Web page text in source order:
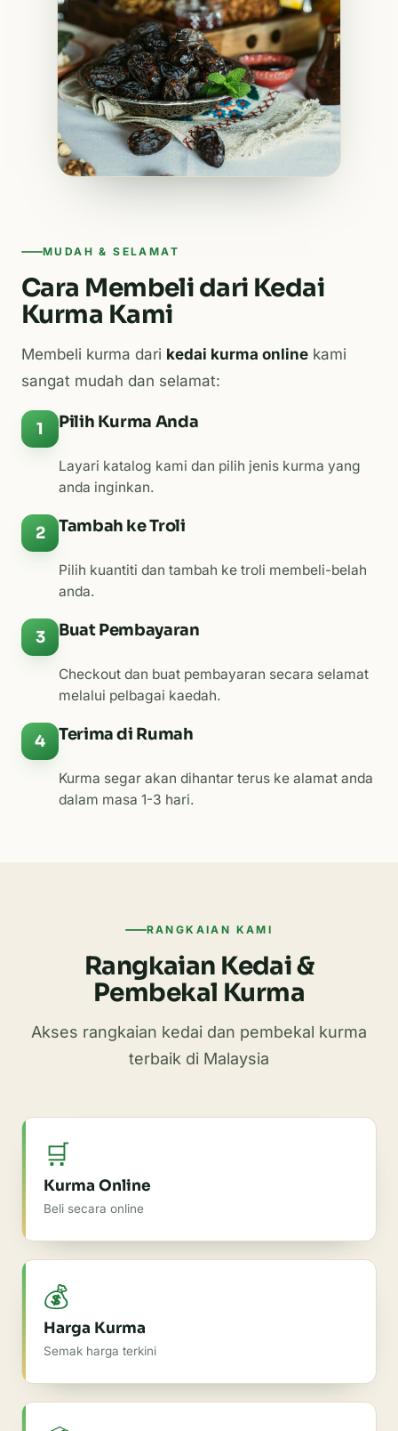
MUDAH & SELAMAT
Cara Membeli dari Kedai
Kurma Kami
Membeli kurma dari kedai kurma online kami
sangat mudah dan selamat:
1 Pilih Kurma Anda
Layari katalog kami dan pilih jenis kurma yang
anda inginkan.
2 Tambah ke Troli
Pilih kuantiti dan tambah ke troli membeli-belah
anda.
3 Buat Pembayaran
Checkout dan buat pembayaran secara selamat
melalui pelbagai kaedah.
4 Terima di Rumah
Kurma segar akan dihantar terus ke alamat anda
dalam masa 1-3 hari.
RANGKAIAN KAMI
Rangkaian Kedai &
Pembekal Kurma
Akses rangkaian kedai dan pembekal kurma
terbaik di Malaysia
🛒
Kurma Online
Beli secara online
💰
Harga Kurma
Semak harga terkini